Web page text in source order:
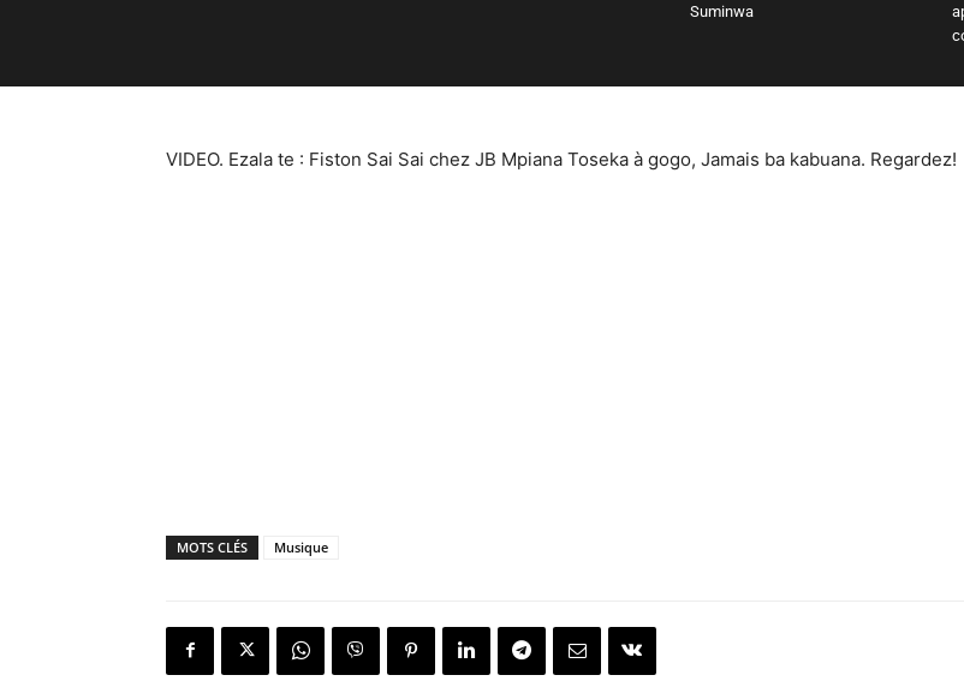
Suminwa
VIDEO. Ezala te : Fiston Sai Sai chez JB Mpiana Toseka à gogo, Jamais ba kabuana. Regardez!
MOTS CLÉS Musique